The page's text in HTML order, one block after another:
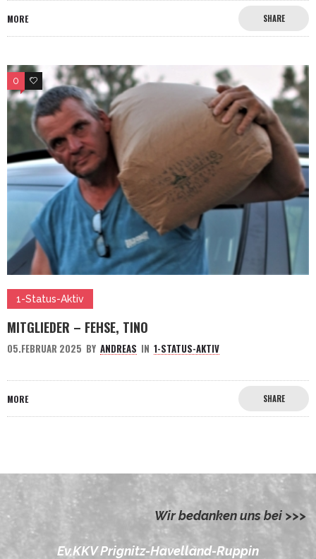
MORE SHARE
0 3
1-Status-Aktiv
MITGLIEDER – FEHSE, TINO
05.FEBRUAR 2025 BY ANDREAS IN 1-STATUS-AKTIV
MORE SHARE
Wir bedanken uns bei >>>
Ev.KKV Prignitz-Havelland-Ruppin